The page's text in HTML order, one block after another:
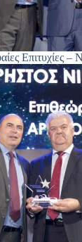
Επιτυχίες –